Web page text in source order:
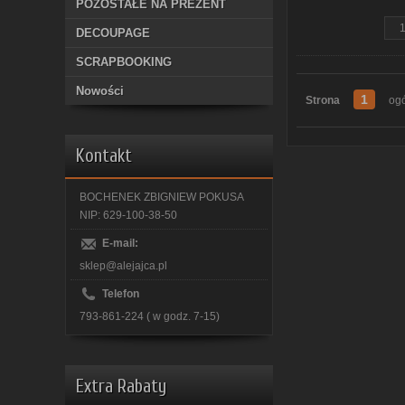
POZOSTAŁE NA PREZENT
DECOUPAGE
SCRAPBOOKING
Nowości
Kontakt
BOCHENEK ZBIGNIEW POKUSA
NIP: 629-100-38-50
E-mail:
sklep@alejajca.pl
Telefon
793-861-224 ( w godz. 7-15)
Extra Rabaty
Strona 1